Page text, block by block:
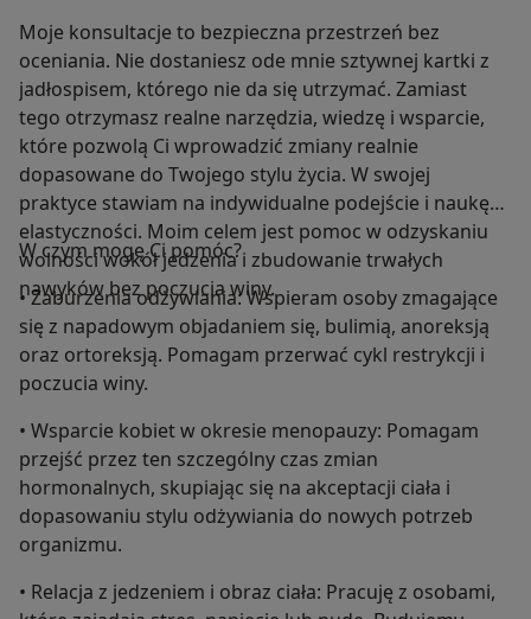
Moje konsultacje to bezpieczna przestrzeń bez
oceniania. Nie dostaniesz ode mnie sztywnej kartki z
jadłospisem, którego nie da się utrzymać. Zamiast
tego otrzymasz realne narzędzia, wiedzę i wsparcie,
które pozwolą Ci wprowadzić zmiany realnie
dopasowane do Twojego stylu życia. W swojej
praktyce stawiam na indywidualne podejście i naukę
elastyczności. Moim celem jest pomoc w odzyskaniu
wolności wokół jedzenia i zbudowanie trwałych
nawyków bez poczucia winy.
W czym mogę Ci pomóc?
• Zaburzenia odżywiania: Wspieram osoby zmagające
się z napadowym objadaniem się, bulimią, anoreksją
oraz ortoreksją. Pomagam przerwać cykl restrykcji i
poczucia winy.
• Wsparcie kobiet w okresie menopauzy: Pomagam
przejść przez ten szczególny czas zmian
hormonalnych, skupiając się na akceptacji ciała i
dopasowaniu stylu odżywiania do nowych potrzeb
organizmu.
• Relacja z jedzeniem i obraz ciała: Pracuję z osobami,